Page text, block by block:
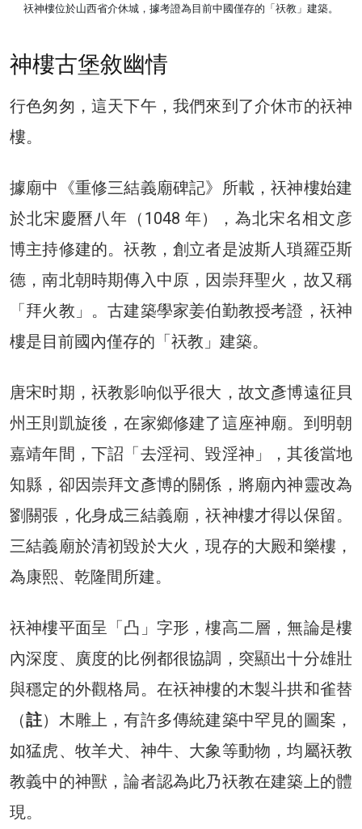
祆神樓位於山西省介休城，據考證為目前中國僅存的「祆教」建築。
神樓古堡敘幽情
行色匆匆，這天下午，我們來到了介休市的祆神
樓。
據廟中《重修三結義廟碑記》所載，祆神樓始建
於北宋慶曆八年（1048 年），為北宋名相文彦
博主持修建的。祆教，創立者是波斯人瑣羅亞斯
德，南北朝時期傳入中原，因崇拜聖火，故又稱
「拜火教」。古建築學家姜伯勤教授考證，祆神
樓是目前國內僅存的「祆教」建築。
唐宋时期，祆教影响似乎很大，故文彥博遠征貝
州王則凱旋後，在家鄉修建了這座神廟。到明朝
嘉靖年間，下詔「去淫祠、毀淫神」，其後當地
知縣，卻因崇拜文彥博的關係，將廟內神靈改為
劉關張，化身成三結義廟，祆神樓才得以保留。
三結義廟於清初毀於大火，現存的大殿和樂樓，
為康熙、乾隆間所建。
祆神樓平面呈「凸」字形，樓高二層，無論是樓
內深度、廣度的比例都很協調，突顯出十分雄壯
與穩定的外觀格局。在祆神樓的木製斗拱和雀替
（註）木雕上，有許多傳統建築中罕見的圖案，
如猛虎、牧羊犬、神牛、大象等動物，均屬祆教
教義中的神獸，論者認為此乃祆教在建築上的體
現。